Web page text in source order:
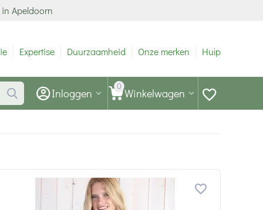
Apeldoorn
Expertise Duurzaamheid Onze merken Hulp
0 Winkelwagen
Inloggen